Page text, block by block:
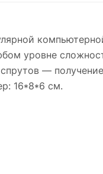
уровне
—
16*8*6 см.